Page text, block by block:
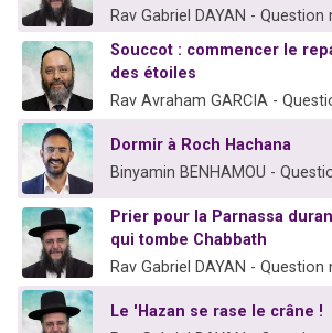
Rav Gabriel DAYAN - Question
Souccot : commencer le
des étoiles
Rav Avraham GARCIA -
Dormir à Roch Hachana
Binyamin BENHAMOU -
Prier pour la Parnassa
qui tombe Chabbath
Rav Gabriel DAYAN - Question
Le 'Hazan se rase le crâne !